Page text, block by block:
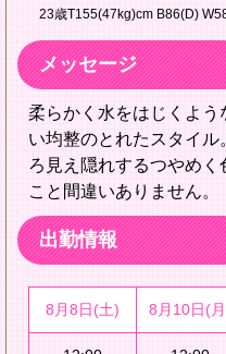
23歳T155(47kg)cm B86(D)
メッセージ
柔らかく水をはじくよ
い均整のとれたスタイル
ろ見え隠れするつやめ
こと間違いありません。
出勤情報
8月8日(土) 8月10日(